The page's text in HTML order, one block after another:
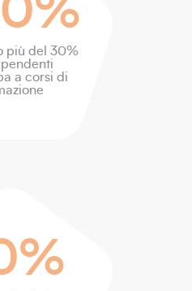
più del 30%
a corsi di